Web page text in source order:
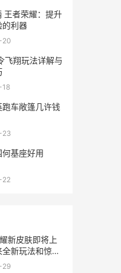
王者荣耀：提升
的利器
20
飞翔玩法详解与
跑车敞篷几许钱
23
何基座好用
22
新皮肤即将上
新玩法和惊艳
29